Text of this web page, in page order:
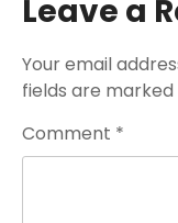
Leave a
Your email
fields are marked
Comment *